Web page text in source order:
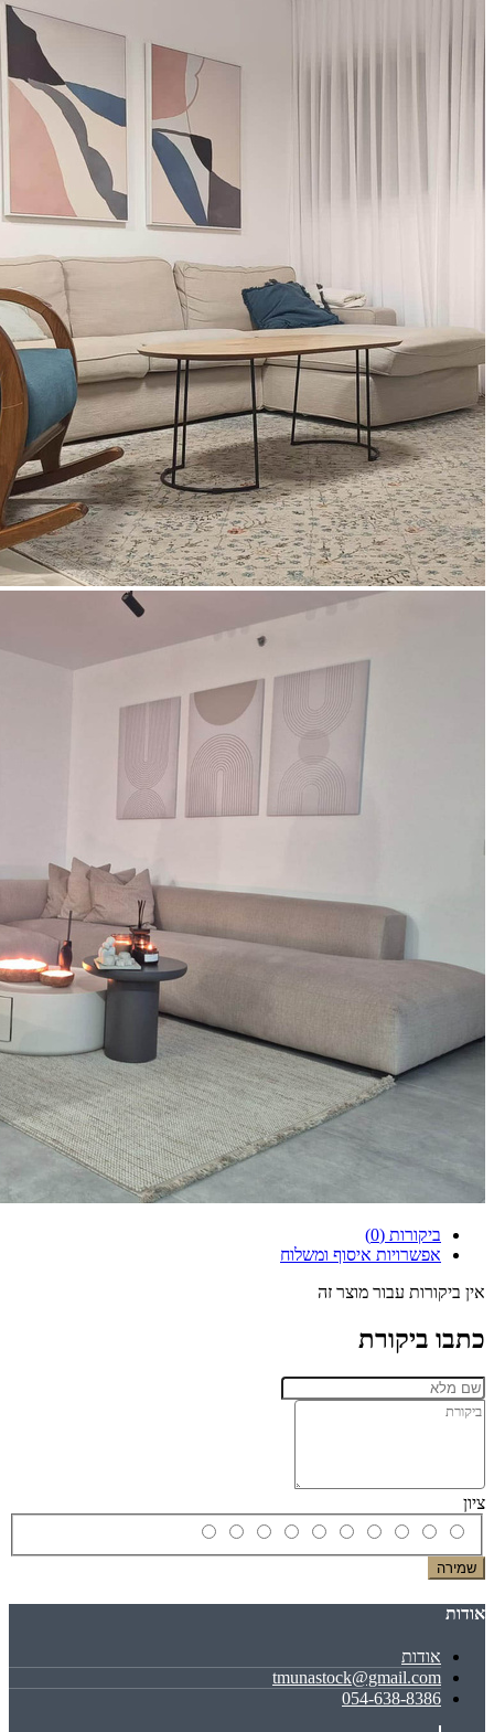
ביקורות (0)
אפשרויות איסוף ומשלוח
אין ביקורות עבור מוצר זה
כתבו ביקורת
ציון
שמירה
אודות
אודות
tmunastock@gmail.com
054-638-8386